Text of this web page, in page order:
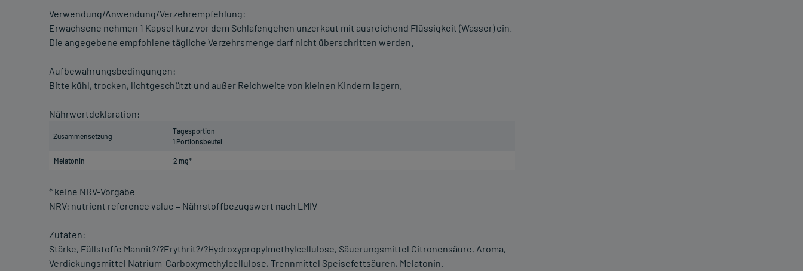
Verwendung/Anwendung/Verzehrempfehlung:
Erwachsene nehmen 1 Kapsel kurz vor dem Schlafengehen unzerkaut mit ausreichend Flüssigkeit (Wasser) ein.
Die angegebene empfohlene tägliche Verzehrsmenge darf nicht überschritten werden.
Aufbewahrungsbedingungen:
Bitte kühl, trocken, lichtgeschützt und außer Reichweite von kleinen Kindern lagern.
Nährwertdeklaration:
Zusammensetzung
Tagesportion
1 Portionsbeutel
Melatonin 2 mg*
* keine NRV-Vorgabe
NRV: nutrient reference value = Nährstoffbezugswert nach LMIV
Zutaten:
Stärke, Füllstoffe Mannit?/?Erythrit?/?Hydroxypropylmethylcellulose, Säuerungsmittel Citronensäure, Aroma,
Verdickungsmittel Natrium-Carboxymethylcellulose, Trennmittel Speisefettsäuren, Melatonin.